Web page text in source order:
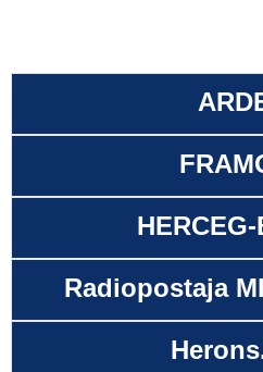
Radiopostaja